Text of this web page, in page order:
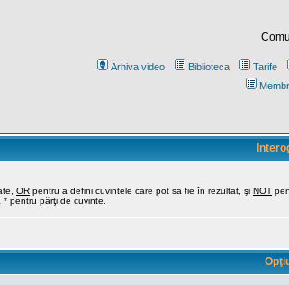
Arhiva video Biblioteca Tarife
OR pentru a defini cuvintele care pot sa fie în rezultat, şi NOT
pentru părţi de cuvinte.